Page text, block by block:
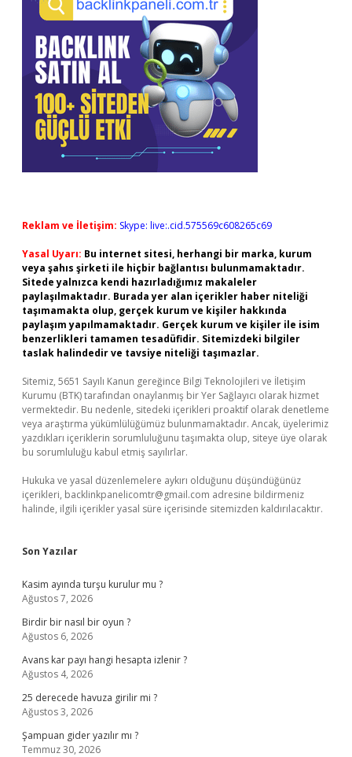
Reklam ve İletişim: Skype: live:.cid.575569c608265c69
Yasal Uyarı: Bu internet sitesi, herhangi bir marka, kurum
veya şahıs şirketi ile hiçbir bağlantısı bulunmamaktadır.
Sitede yalnızca kendi hazırladığımız makaleler
paylaşılmaktadır. Burada yer alan içerikler haber niteliği
taşımamakta olup, gerçek kurum ve kişiler hakkında
paylaşım yapılmamaktadır. Gerçek kurum ve kişiler ile isim
benzerlikleri tamamen tesadüfidir. Sitemizdeki bilgiler
taslak halindedir ve tavsiye niteliği taşımazlar.
Sitemiz, 5651 Sayılı Kanun gereğince Bilgi Teknolojileri ve İletişim
Kurumu (BTK) tarafından onaylanmış bir Yer Sağlayıcı olarak hizmet
vermektedir. Bu nedenle, sitedeki içerikleri proaktif olarak denetleme
veya araştırma yükümlülüğümüz bulunmamaktadır. Ancak, üyelerimiz
yazdıkları içeriklerin sorumluluğunu taşımakta olup, siteye üye olarak
bu sorumluluğu kabul etmiş sayılırlar.
Hukuka ve yasal düzenlemelere aykırı olduğunu düşündüğünüz
içerikleri, backlinkpanelicomtr@gmail.com adresine bildirmeniz
halinde, ilgili içerikler yasal süre içerisinde sitemizden kaldırılacaktır.
Son Yazılar
Kasim ayında turşu kurulur mu ?
Ağustos 7, 2026
Birdir bir nasıl bir oyun ?
Ağustos 6, 2026
Avans kar payı hangi hesapta izlenir ?
Ağustos 4, 2026
25 derecede havuza girilir mi ?
Ağustos 3, 2026
Şampuan gider yazılır mı ?
Temmuz 30, 2026